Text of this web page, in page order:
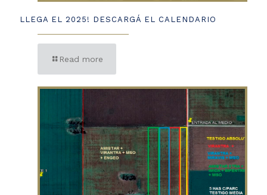
LLEGA EL 2025! DESCARGÁ EL CALENDARIO
Read more